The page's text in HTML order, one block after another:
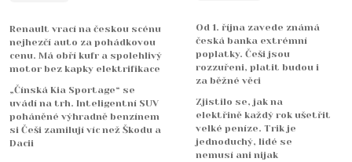
Renault vrací na českou scénu
nejhezčí auto za pohádkovou
cenu. Má obří kufr a spolehlivý
motor bez kapky elektrifikace
„Čínská Kia Sportage“ se
uvádí na trh. Inteligentní SUV
poháněné výhradně benzínem
si Češi zamilují víc než Škodu a
Dacii
Od 1. října zavede známá
česká banka extrémní
poplatky. Češi jsou
rozzuřeni, platit budou i
za běžné věci
Zjistilo se, jak na
elektřině každý rok ušetřit
velké peníze. Trik je
jednoduchý, lidé se
nemusí ani nijak